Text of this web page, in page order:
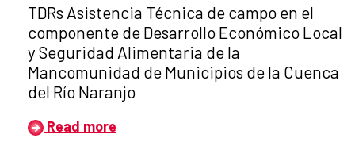
Title of the announcement:
TDRs Asistencia Técnica de campo en el
componente de Desarrollo Económico Local
y Seguridad Alimentaria de la
Mancomunidad de Municipios de la Cuenca
del Río Naranjo
Read more